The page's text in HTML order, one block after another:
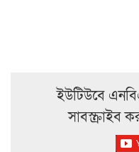
ইউটিউবে
সাবস্ক্রাইব